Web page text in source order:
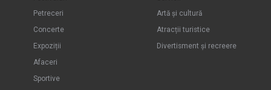
Petreceri
Concerte
Expoziții
Afaceri
Sportive
Artă și cultură
Atracții turistice
Divertisment și recreere